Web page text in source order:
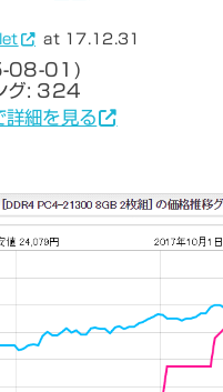
at 17.12.31
08-01)
グ: 324
細を見る